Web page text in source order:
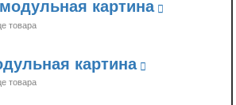
картина
товара
картина
товара